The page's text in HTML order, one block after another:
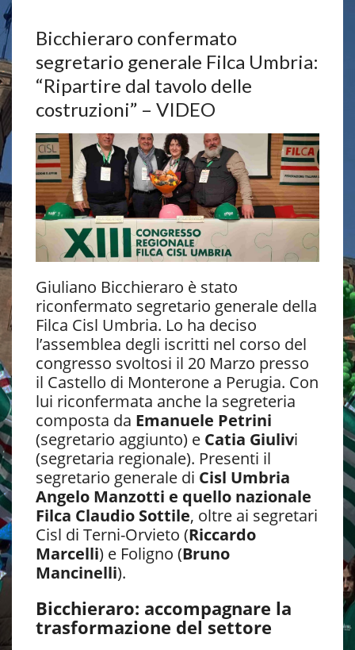
Bicchieraro confermato
segretario generale Filca Umbria:
“Ripartire dal tavolo delle
costruzioni” – VIDEO
Giuliano Bicchieraro è stato
riconfermato segretario generale della
Filca Cisl Umbria. Lo ha deciso
l’assemblea degli iscritti nel corso del
congresso svoltosi il 20 Marzo presso
il Castello di Monterone a Perugia. Con
lui riconfermata anche la segreteria
composta da Emanuele Petrini
(segretario aggiunto) e Catia Giulivi
(segretaria regionale). Presenti il
segretario generale di Cisl Umbria
Angelo Manzotti e quello nazionale
Filca Claudio Sottile, oltre ai segretari
Cisl di Terni-Orvieto (Riccardo
Marcelli) e Foligno (Bruno
Mancinelli).
Bicchieraro: accompagnare la
trasformazione del settore